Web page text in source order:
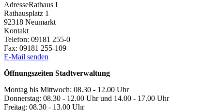
AdresseRathaus I
Rathausplatz 1
92318 Neumarkt
Kontakt
Telefon: 09181 255-0
Fax: 09181 255-109
E-Mail senden
Öffnungszeiten Stadtverwaltung
Montag bis Mittwoch: 08.30 - 12.00 Uhr
Donnerstag: 08.30 - 12.00 Uhr und 14.00 - 17.00 Uhr
Freitag: 08.30 - 13.00 Uhr